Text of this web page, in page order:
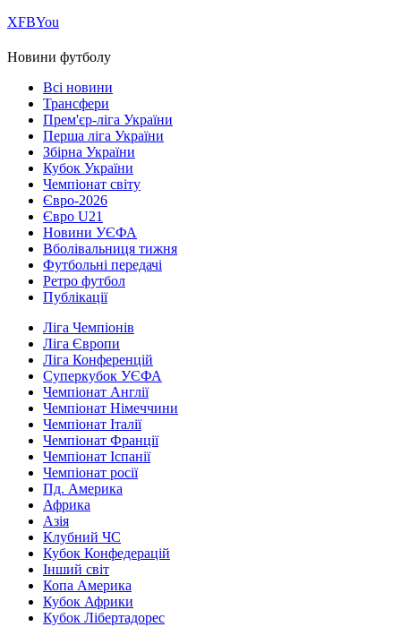
ХFBYou
Новини футболу
Всі новини
Трансфери
Прем'єр-ліга України
Перша ліга України
Збірна України
Кубок України
Чемпіонат світу
Євро-2026
Євро U21
Новини УЄФА
Вболівальниця тижня
Футбольні передачі
Ретро футбол
Публікації
Ліга Чемпіонів
Ліга Європи
Ліга Конференцій
Суперкубок УЄФА
Чемпіонат Англії
Чемпіонат Німеччини
Чемпіонат Італії
Чемпіонат Франції
Чемпіонат Іспанії
Чемпіонат росії
Пд. Америка
Африка
Азія
Клубний ЧС
Кубок Конфедерацій
Інший світ
Копа Америка
Кубок Африки
Кубок Лібертадорес